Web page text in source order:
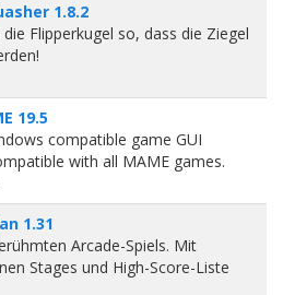
1.8.2
die Flipperkugel so, dass die Ziegel
19.5
compatible game GUI
with all MAME games.
1.31
Arcade-Spiels. Mit
Stages und High-Score-Liste